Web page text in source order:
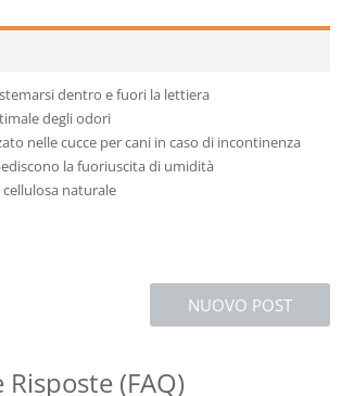
dentro e fuori la lettiera
degli odori
nelle cucce per cani in caso di incontinenza
la fuoriuscita di umidità
naturale
NUOVO POST
(FAQ)